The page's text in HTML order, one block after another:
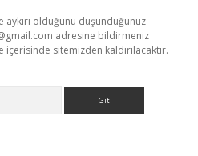
olduğunu düşündüğünüz
adresine bildirmeniz
sitemizden kaldırılacaktır.